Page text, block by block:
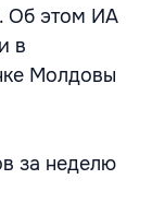
Об этом ИА
в
Молдовы
за неделю